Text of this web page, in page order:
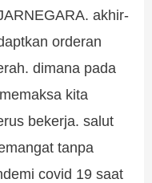
akhir-
orderan
dimana pada
kita
bekerja. salut
tanpa
covid 19 saat